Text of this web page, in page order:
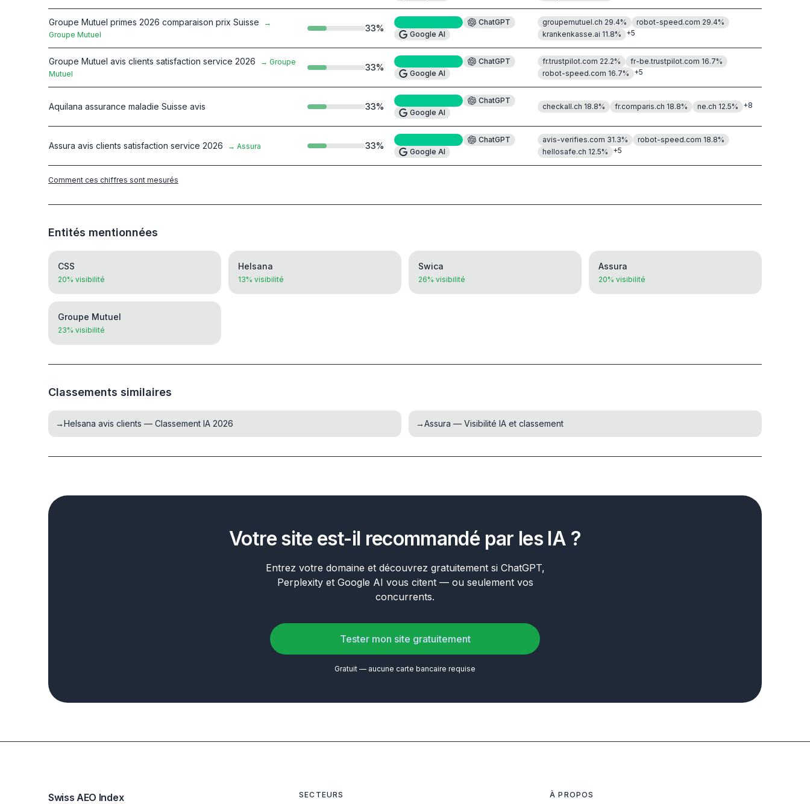
Groupe Mutuel primes 2026 comparaison prix Suisse
→
Groupe Mutuel
33%
ChatGPT
Google AI
groupemutuel.ch 29.4% robot-speed.com 29.4%
krankenkasse.ai 11.8% +5
Groupe Mutuel avis clients satisfaction service 2026 → Groupe
Mutuel
33%
ChatGPT
Google AI
fr.trustpilot.com 22.2% fr-be.trustpilot.com 16.7%
robot-speed.com 16.7% +5
Aquilana assurance maladie Suisse avis 33%
ChatGPT
Google AI
checkall.ch 18.8% fr.comparis.ch 18.8% ne.ch 12.5% +8
Assura avis clients satisfaction service 2026 → Assura 33%
ChatGPT
Google AI
avis-verifies.com 31.3% robot-speed.com 18.8%
hellosafe.ch 12.5% +5
Comment ces chiffres sont mesurés
Entités mentionnées
CSS
20% visibilité
Helsana
13% visibilité
Swica
26% visibilité
Assura
20% visibilité
Groupe Mutuel
23% visibilité
Classements similaires
→Helsana avis clients — Classement IA 2026 →Assura — Visibilité IA et classement
Votre site est-il recommandé par les IA ?
Entrez votre domaine et découvrez gratuitement si ChatGPT,
Perplexity et Google AI vous citent — ou seulement vos
concurrents.
Tester mon site gratuitement
Gratuit — aucune carte bancaire requise
Swiss AEO Index SECTEURS À PROPOS